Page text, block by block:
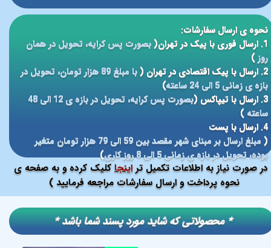
صورت نیاز به اطلاعات تکمیل تراینجا کلیک کرده و به صفحه ی
نحوه پرداخت و ارسال سفارشات مراجعه فرمایید )
نحوه ی ارسال سفارشات:
1. ارسال فوری با پیک در تهران(
بصورت پس کرایه، تحویل در همان
روز)
2. ارسال با پیک اقتصادی در تهران (
با مبلغ 89 هزار تومان، تحویل در
بازه ی زمانی 5 الی 24 ساعته
)
3. ارسال با تیپاکس (
بصورت پس کرایه، تحویل در بازه ی 12 الی 48
ساعته )
4. ارسال با پست
(
مبلغ ارسال بر مبنای شهر مقصد بین 59 الی 79 هزار تومان متغیر
بوده، تحویل در بازه ی زمانی 5 الی 8 روز کاری
)
​​* محصولاتی که شاید مورد پسند شما باشد *